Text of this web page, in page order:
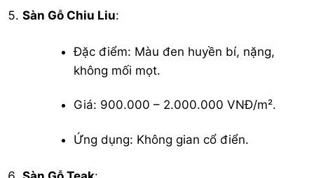
Sàn Gỗ Chiu Liu:
Đặc điểm: Màu đen huyền bí, nặng,
không mối mọt.
Giá: 900.000 – 2.000.000 VNĐ/m².
Ứng dụng: Không gian cổ điển.